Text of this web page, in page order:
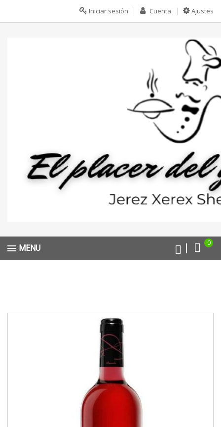
Ajustes
Cuenta
Iniciar sesión
0
MENU